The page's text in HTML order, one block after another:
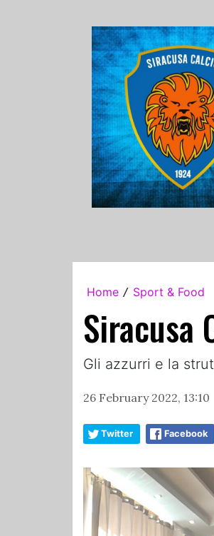
Home / Sport & Food
Siracusa
Gli azzurri e la
26 February 2022, 13:10
Twitter Facebook